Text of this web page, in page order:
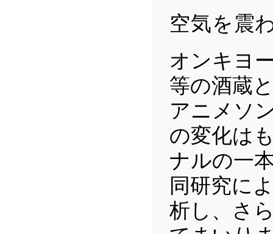
空気を震
オンキヨ
等の酒蔵
アニメソ
の変化は
ナルの一
同研究に
析し、さ